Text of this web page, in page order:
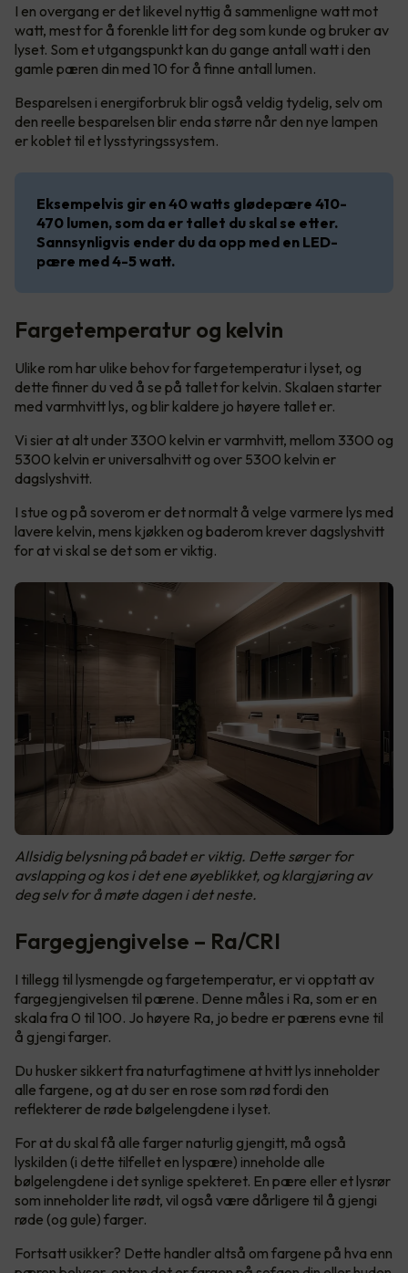
I en overgang er det likevel nyttig å sammenligne watt mot
watt, mest for å forenkle litt for deg som kunde og bruker av
lyset. Som et utgangspunkt kan du gange antall watt i den
gamle pæren din med 10 for å finne antall lumen.
Besparelsen i energiforbruk blir også veldig tydelig, selv om
den reelle besparelsen blir enda større når den nye lampen
er koblet til et lysstyringssystem.
Eksempelvis gir en 40 watts glødepære 410-
470 lumen, som da er tallet du skal se etter.
Sannsynligvis ender du da opp med en LED-
pære med 4-5 watt.
Fargetemperatur og kelvin
Ulike rom har ulike behov for fargetemperatur i lyset, og
dette finner du ved å se på tallet for kelvin. Skalaen starter
med varmhvitt lys, og blir kaldere jo høyere tallet er.
Vi sier at alt under 3300 kelvin er varmhvitt, mellom 3300 og
5300 kelvin er universalhvitt og over 5300 kelvin er
dagslyshvitt.
I stue og på soverom er det normalt å velge varmere lys med
lavere kelvin, mens kjøkken og baderom krever dagslyshvitt
for at vi skal se det som er viktig.
Allsidig belysning på badet er viktig. Dette sørger for
avslapping og kos i det ene øyeblikket, og klargjøring av
deg selv for å møte dagen i det neste.
Fargegjengivelse – Ra/CRI
I tillegg til lysmengde og fargetemperatur, er vi opptatt av
fargegjengivelsen til pærene. Denne måles i Ra, som er en
skala fra 0 til 100. Jo høyere Ra, jo bedre er pærens evne til
å gjengi farger.
Du husker sikkert fra naturfagtimene at hvitt lys inneholder
alle fargene, og at du ser en rose som rød fordi den
reflekterer de røde bølgelengdene i lyset.
For at du skal få alle farger naturlig gjengitt, må også
lyskilden (i dette tilfellet en lyspære) inneholde alle
bølgelengdene i det synlige spekteret. En pære eller et lysrør
som inneholder lite rødt, vil også være dårligere til å gjengi
røde (og gule) farger.
Fortsatt usikker? Dette handler altså om fargene på hva enn